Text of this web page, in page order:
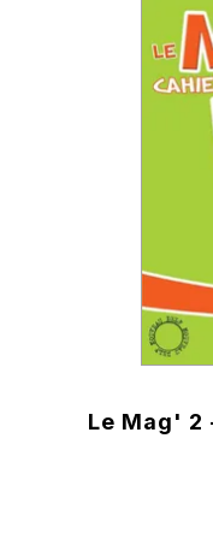
Le Mag'